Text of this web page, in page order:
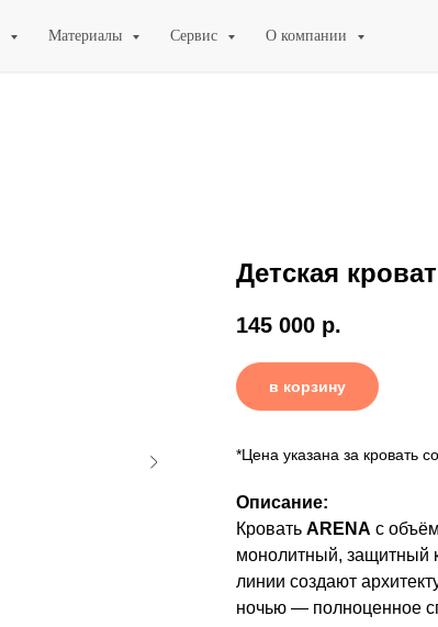
Материалы Сервис О компании
Детская
145 000 р.
в корзину
*Цена указана за кровать
Описание:
Кровать ARENA с
монолитный, защитный
линии создают
ночью — полноценное